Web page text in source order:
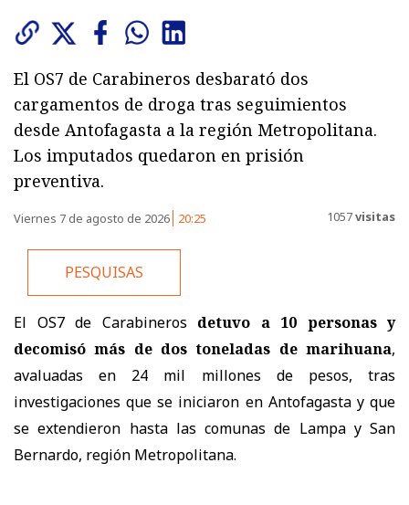
El OS7 de Carabineros desbarató dos
cargamentos de droga tras seguimientos
desde Antofagasta a la región Metropolitana.
Los imputados quedaron en prisión
preventiva.
Viernes 7 de agosto de 2026 20:25 1057visitas
PESQUISAS
El OS7 de Carabineros detuvo a 10 personas y
decomisó más de dos toneladas de marihuana,
avaluadas en 24 mil millones de pesos, tras
investigaciones que se iniciaron en Antofagasta y que
se extendieron hasta las comunas de Lampa y San
Bernardo, región Metropolitana.